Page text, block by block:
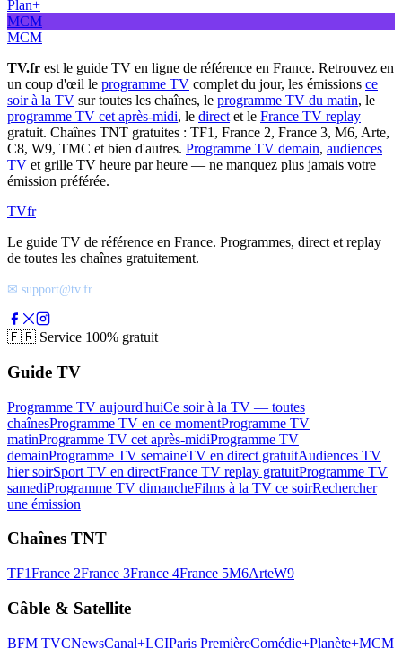
Plan+
MCM
MCM
TV.fr est le guide TV en ligne de référence en France. Retrouvez en
un coup d'œil le programme TV complet du jour, les émissions ce
soir à la TV sur toutes les chaînes, le programme TV du matin, le
programme TV cet après-midi, le direct et le France TV replay
gratuit. Chaînes TNT gratuites : TF1, France 2, France 3, M6, Arte,
C8, W9, TMC et bien d'autres. Programme TV demain, audiences
TV et grille TV heure par heure — ne manquez plus jamais votre
émission préférée.
TVfr
Le guide TV de référence en France. Programmes, direct et replay
de toutes les chaînes gratuitement.
✉ support@tv.fr
🇫🇷 Service 100% gratuit
Guide TV
Programme TV aujourd'huiCe soir à la TV — toutes
chaînesProgramme TV en ce momentProgramme TV
matinProgramme TV cet après-midiProgramme TV
demainProgramme TV semaineTV en direct gratuitAudiences TV
hier soirSport TV en directFrance TV replay gratuitProgramme TV
samediProgramme TV dimancheFilms à la TV ce soirRechercher
une émission
Chaînes TNT
TF1France 2France 3France 4France 5M6ArteW9
Câble & Satellite
BFM TVCNewsCanal+LCIParis PremièreComédie+Planète+MCM